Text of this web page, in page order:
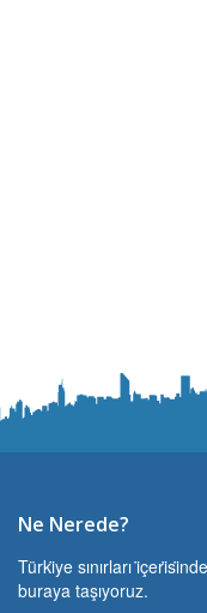
Ne Nerede?
Türki̇ye sınırları
buraya taşıyoruz.